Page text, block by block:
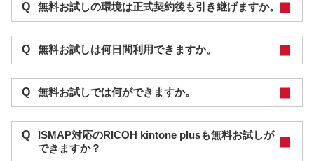
Q 無料お試しの環境は正式契約後も引き継げますか。
Q 無料お試しは何⽇間利⽤できますか。
Q 無料お試しでは何ができますか。
Q
ISMAP対応のRICOH kintone plusも無料お試しが
できますか？